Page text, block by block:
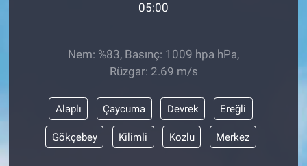
05:00
Nem: %83, Basınç: 1009 hpa hPa,
Rüzgar: 2.69 m/s
Alaplı Çaycuma Devrek Ereğli
Gökçebey Kilimli Kozlu Merkez